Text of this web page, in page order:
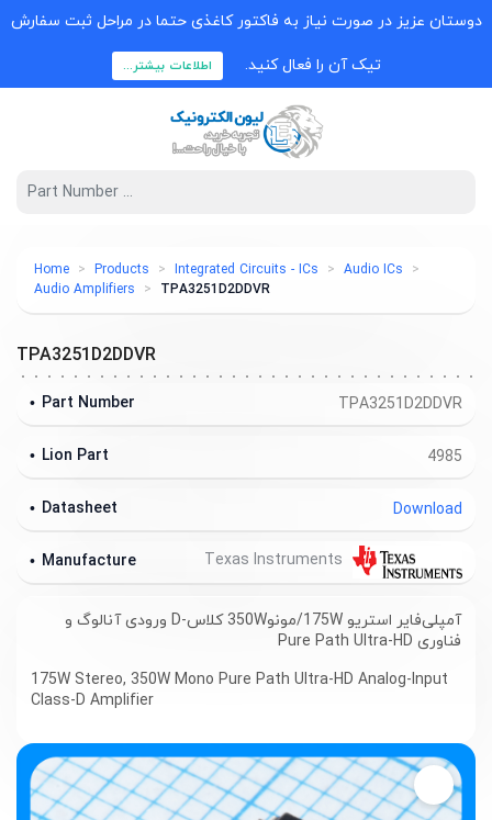
دوستان عزیز در صورت نیاز به فاکتور کاغذی حتما در مراحل ثبت سفارش
تیک آن را فعال کنید. اطلاعات بیشتر...
Home Products Integrated Circuits - ICs
Audio ICs
Audio Amplifiers
TPA3251D2DDVR
TPA3251D2DDVR
TPA3251D2DDVR
Part Number
4985
Lion Part
Download
Datasheet
Manufacture
آمپلی‌فایر استریو 175W/مونو350W کلاس-D ورودی آنالوگ و
فناوری Pure Path Ultra-HD
175W Stereo, 350W Mono Pure Path Ultra-HD Analog-Input
Class-D Amplifier